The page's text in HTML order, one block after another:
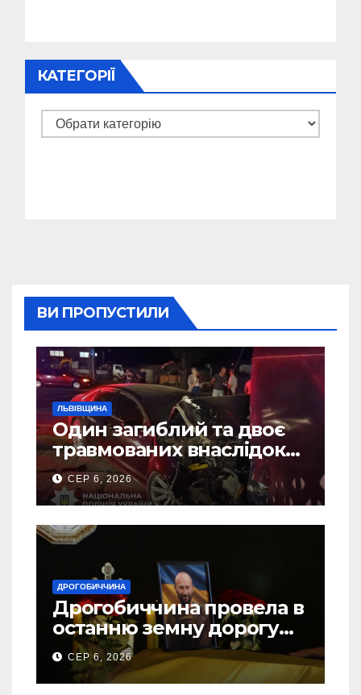
КАТЕГОРІЇ
Категорії
ВИ ПРОПУСТИЛИ
ЛЬВІВЩИНА
Один загиблий та двоє
травмованих внаслідок
ДТП на Самбірщині
СЕР 6, 2026
ДРОГОБИЧЧИНА
Дрогобиччина провела в
останню земну дорогу
свого Захисника – Олега
Торського
СЕР 6, 2026